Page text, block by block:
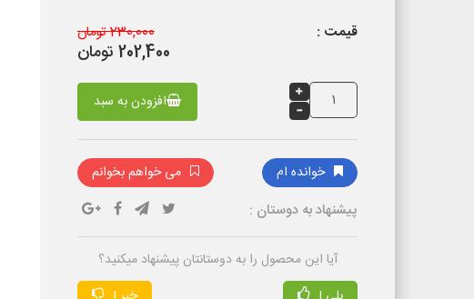
قیمت : 230,000 تومان
202,400 تومان
افزودن به سبد
خوانده ام می خواهم بخوانم
پیشنهاد به دوستان :
آیا این محصول را به دوستانتان پیشنهاد میکنید؟